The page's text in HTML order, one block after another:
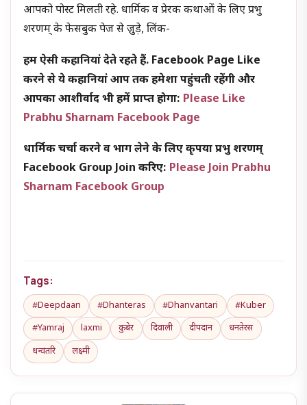
आपको पोस्ट मिलती रहे. धार्मिक व प्रेरक कथाओं के लिए प्रभु
शरणम् के फेसबुक पेज से जु़ड़े, लिंक-
हम ऐसी कहानियां देते रहते हैं. Facebook Page Like
करने से ये कहानियां आप तक हमेशा पहुंचती रहेंगी और
आपका आशीर्वाद भी हमें प्राप्त होगा: Please Like
Prabhu Sharnam Facebook Page
धार्मिक चर्चा करने व भाग लेने के लिए कृपया प्रभु शरणम्
Facebook Group Join करिए: Please Join Prabhu
Sharnam Facebook Group
Tags:
#Deepdaan #Dhanteras #Dhanvantari #Kuber
#Yamraj laxmi कुबेर दिवाली दीपदान धनतेरस
धन्वंतरि लक्ष्मी